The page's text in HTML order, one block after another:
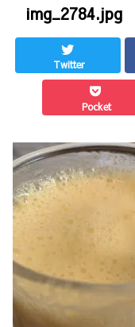
img_2784.jpg
Twitter
Pocket